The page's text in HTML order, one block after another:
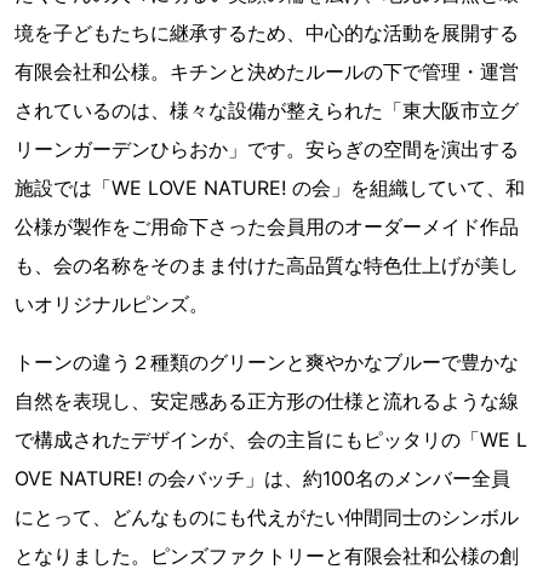
境を子どもたちに継承するため、中心的な活動を展開する
有限会社和公様。キチンと決めたルールの下で管理・運営
されているのは、様々な設備が整えられた「東大阪市立グ
リーンガーデンひらおか」です。安らぎの空間を演出する
施設では「WE LOVE NATURE! の会」を組織していて、和
公様が製作をご用命下さった会員用のオーダーメイド作品
も、会の名称をそのまま付けた高品質な特色仕上げが美し
いオリジナルピンズ。
トーンの違う２種類のグリーンと爽やかなブルーで豊かな
自然を表現し、安定感ある正方形の仕様と流れるような線
で構成されたデザインが、会の主旨にもピッタリの「WE L
OVE NATURE! の会バッチ」は、約100名のメンバー全員
にとって、どんなものにも代えがたい仲間同士のシンボル
となりました。ピンズファクトリーと有限会社和公様の創